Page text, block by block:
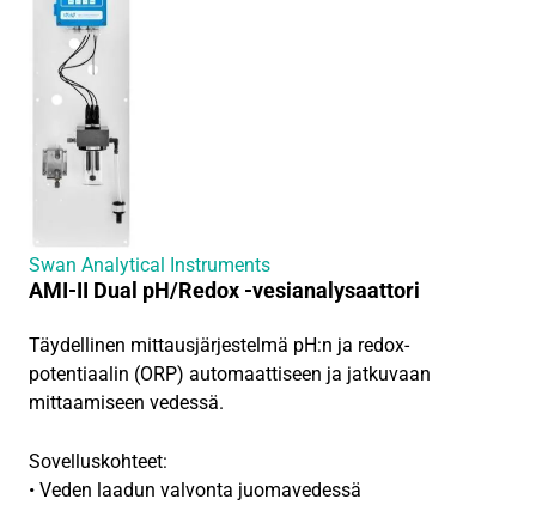
Swan Analytical Instruments
AMI-II Dual pH/Redox -vesianalysaattori
Täydellinen mittausjärjestelmä pH:n ja redox-
potentiaalin (ORP) automaattiseen ja jatkuvaan
mittaamiseen vedessä.
Sovelluskohteet:
• Veden laadun valvonta juomavedessä